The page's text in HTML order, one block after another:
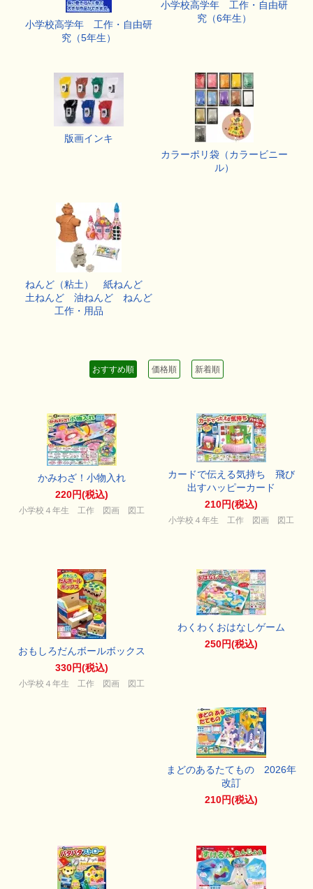
小学校高学年 工作・自由研
究（5年生）
小学校高学年 工作・自由研
究（6年生）
版画インキ
カラーポリ袋（カラービニー
ル）
ねんど（粘土） 紙ねんど
土ねんど 油ねんど ねんど
工作・用品
おすすめ順 価格順 新着順
かみわざ！小物入れ
220円(税込)
小学校４年生 工作 図画 図工
カードで伝える気持ち 飛び
出すハッピーカード
210円(税込)
小学校４年生 工作 図画 図工
おもしろだんボールボックス
330円(税込)
小学校４年生 工作 図画 図工
わくわくおはなしゲーム
250円(税込)
まどのあるたてもの 2026年
改訂
210円(税込)